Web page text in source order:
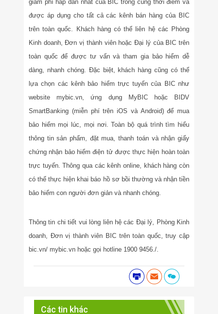
giảm phí hấp dẫn nhất của BIC trong cùng thời điểm và
được áp dụng cho tất cả các kênh bán hàng của BIC
trên toàn quốc. Khách hàng có thể liên hệ các Phòng
Kinh doanh, Đơn vị thành viên hoặc Đại lý của BIC trên
toàn quốc để được tư vấn và tham gia bảo hiểm dễ
dàng, nhanh chóng. Đặc biệt, khách hàng cũng có thể
lựa chọn các kênh bảo hiểm trực tuyến của BIC như
website mybic.vn, ứng dụng MyBIC hoặc BIDV
SmartBanking (miễn phí trên iOS và Android) để mua
bảo hiểm mọi lúc, mọi nơi. Toàn bộ quá trình tìm hiểu
thông tin sản phẩm, đặt mua, thanh toán và nhận giấy
chứng nhận bảo hiểm điện tử được thực hiện hoàn toàn
trực tuyến. Thông qua các kênh online, khách hàng còn
có thể thực hiện khai báo hồ sơ bồi thường và nhận tiền
bảo hiểm con người đơn giản và nhanh chóng.
Thông tin chi tiết vui lòng liên hệ các Đại lý, Phòng Kinh
doanh, Đơn vị thành viên BIC trên toàn quốc, truy cập
bic.vn/ mybic.vn hoặc gọi hotline 1900 9456./.
Các tin khác